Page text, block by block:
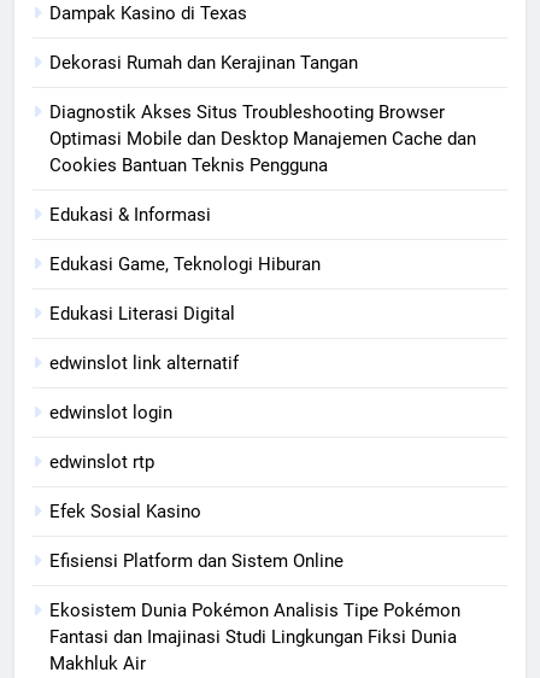
Dampak Kasino di Texas
Dekorasi Rumah dan Kerajinan Tangan
Diagnostik Akses Situs Troubleshooting Browser
Optimasi Mobile dan Desktop Manajemen Cache dan
Cookies Bantuan Teknis Pengguna
Edukasi & Informasi
Edukasi Game, Teknologi Hiburan
Edukasi Literasi Digital
edwinslot link alternatif
edwinslot login
edwinslot rtp
Efek Sosial Kasino
Efisiensi Platform dan Sistem Online
Ekosistem Dunia Pokémon Analisis Tipe Pokémon
Fantasi dan Imajinasi Studi Lingkungan Fiksi Dunia
Makhluk Air